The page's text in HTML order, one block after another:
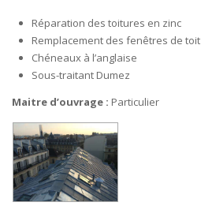
Réparation des toitures en zinc
Remplacement des fenêtres de toit
Chéneaux à l’anglaise
Sous-traitant Dumez
Maitre d’ouvrage : Particulier